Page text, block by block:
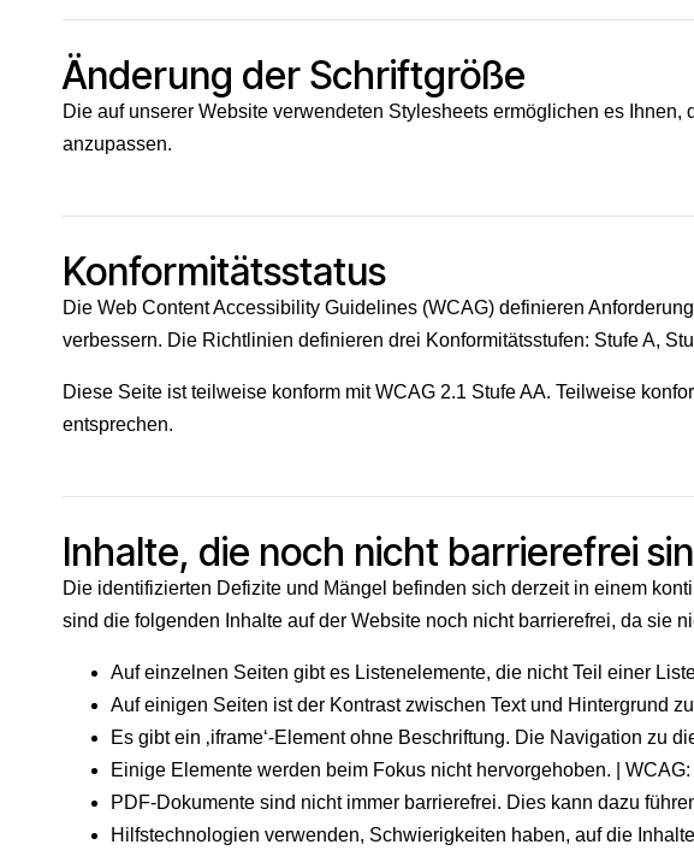
Änderung der Schriftgröße
Die auf unserer Website verwendeten Stylesheets ermöglichen es
anzupassen.
Konformitätsstatus
Die Web Content Accessibility Guidelines (WCAG) definieren
verbessern. Die Richtlinien definieren drei Konformitätsstufen: Stufe A,
Diese Seite ist teilweise konform mit WCAG 2.1 Stufe AA. Teilweise
entsprechen.
Inhalte, die noch nicht barrierefrei
Die identifizierten Defizite und Mängel befinden sich derzeit in einem
sind die folgenden Inhalte auf der Website noch nicht barrierefrei, da sie
Auf einzelnen Seiten gibt es Listenelemente, die nicht Teil einer
Auf einigen Seiten ist der Kontrast zwischen Text und Hintergrund
Es gibt ein ‚iframe‘-Element ohne Beschriftung. Die Navigation zu
Einige Elemente werden beim Fokus nicht hervorgehoben. | WCAG:
PDF-Dokumente sind nicht immer barrierefrei. Dies kann dazu
Hilfstechnologien verwenden, Schwierigkeiten haben, auf die